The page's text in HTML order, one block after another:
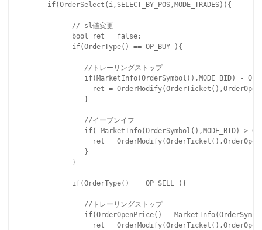
      if(OrderSelect(i,SELECT_BY_POS,MODE_TRADES)){
            // sl値変更
            bool ret = false;
            if(OrderType() == OP_BUY ){
               //トレーリングストップ
if(MarketInfo(OrderSymbol(),MODE_BID) -
ret =
               }
               //イーブンイフ
if( MarketInfo(OrderSymbol(),MODE_BID) >
ret =
               }
            }
            if(OrderType() == OP_SELL ){
               //トレーリングストップ
if(OrderOpenPrice() -
ret =